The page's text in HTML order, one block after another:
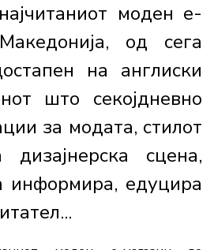
моден е-
од сега
на англиски
што секојдневно
за модата, стилот
сцена,
информира, едуцира